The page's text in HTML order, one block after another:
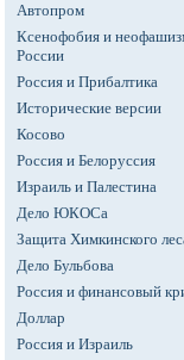
Автопром
Ксенофобия и
России
Россия и Прибалтика
Исторические версии
Косово
Россия и Белоруссия
Израиль и Палестина
Дело ЮКОСа
Защита Химкинского
Дело Бульбова
Россия и финансовый
Доллар
Россия и Израиль